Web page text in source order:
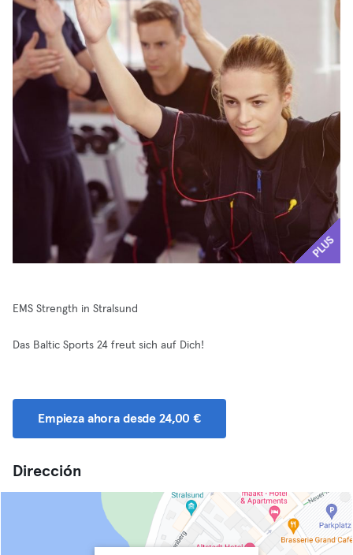
PLUS
EMS Strength in Stralsund
Das Baltic Sports 24 freut sich auf Dich!
Empieza ahora desde 24,00 €
Dirección